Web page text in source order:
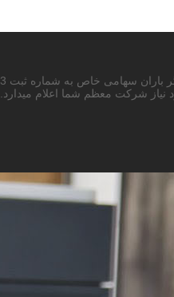
نیاز شرکت معظم شما اعلام میدارد.